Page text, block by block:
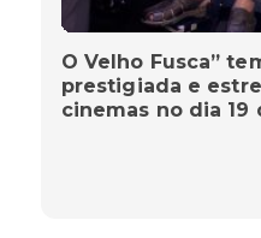
O Velho Fusca”
prestigiada e
cinemas no dia 19